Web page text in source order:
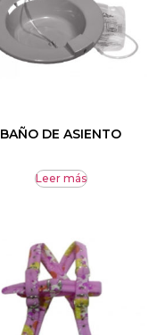
BAÑO DE ASIENTO
Leer más